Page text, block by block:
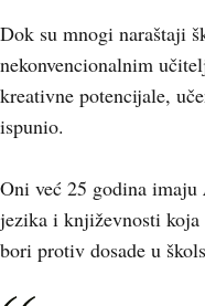
Dok su mnogi naraštaji
nekonvencionalnim
kreativne potencijale,
ispunio.
Oni već 25 godina imaju
jezika i književnosti koja
bori protiv dosade u